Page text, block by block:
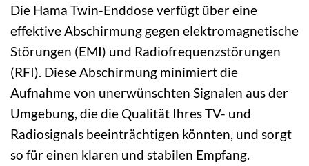
Die Hama Twin-Enddose verfügt über eine
effektive Abschirmung gegen elektromagnetische
Störungen (EMI) und Radiofrequenzstörungen
(RFI). Diese Abschirmung minimiert die
Aufnahme von unerwünschten Signalen aus der
Umgebung, die die Qualität Ihres TV- und
Radiosignals beeinträchtigen könnten, und sorgt
so für einen klaren und stabilen Empfang.